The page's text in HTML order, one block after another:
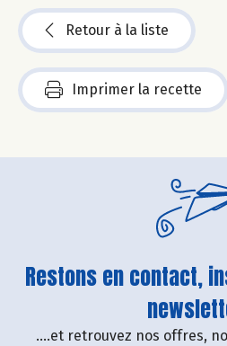
Retour à la liste
Imprimer la recette
Restons en contact,
....et retrouvez nos offres,